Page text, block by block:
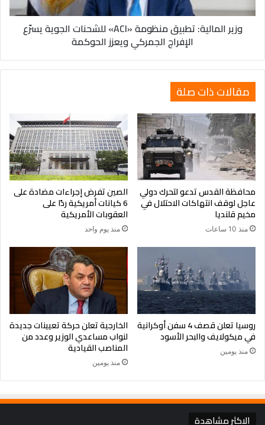
الإفراج
الجمركي
وزير المالية: تطبيق منظومة «ACI» للشحنات الجوية يسرّع
الإفراج الجمركي ويعزز الحوكمة
مقالات ذات صلة
محافظة القدس تدعو لتحرك دولي
عاجل لوقف انتهاكات الاحتلال في
مخيم قلنديا
منذ 10 ساعات
الصين تفرض إجراءات مضادة على
6 كيانات أمريكية ردًا على
العقوبات الأمريكية
منذ يوم واحد
روسيا تعلن قصف 4 سفن أوكرانية
في ميكولايف والبحر الأسود
منذ يومين
الخارجية تعلن حركة تعيينات جديدة
لنواب مساعدي الوزير وعدد من
المناصب القيادية
منذ يومين
الاكثر مشاهدة